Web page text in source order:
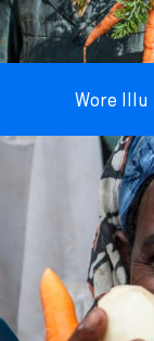
Wore Illu